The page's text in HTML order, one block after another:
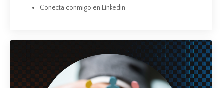
Conecta conmigo en Linkedin